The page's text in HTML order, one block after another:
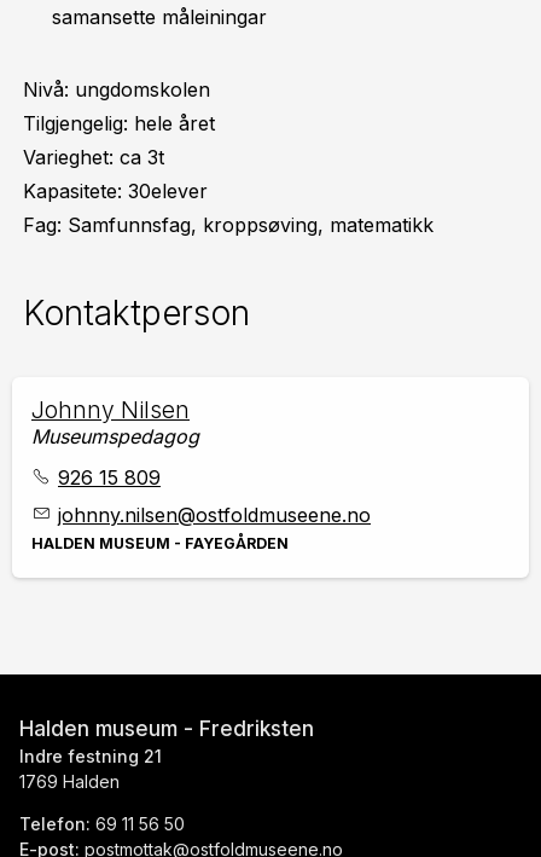
samansette måleiningar
Nivå: ungdomskolen
Tilgjengelig: hele året
Varieghet: ca 3t
Kapasitete: 30elever
Fag: Samfunnsfag, kroppsøving, matematikk
Kontaktperson
John­ny Nil­sen
Museumspedagog
926 15 809
johnny.nilsen@ostfoldmuseene.no
HALDEN MUSEUM - FAYEGÅRDEN
Halden museum - Fredriksten
Indre festning 21
1769 Halden
Telefon: 69 11 56 50
E-post: postmottak@ostfoldmuseene.no